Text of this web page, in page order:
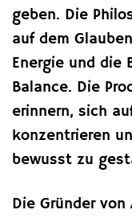
geben. Die
auf dem
Energie und die
Balance. Die
erinnern, sich
konzentrieren
bewusst zu
Die Gründer